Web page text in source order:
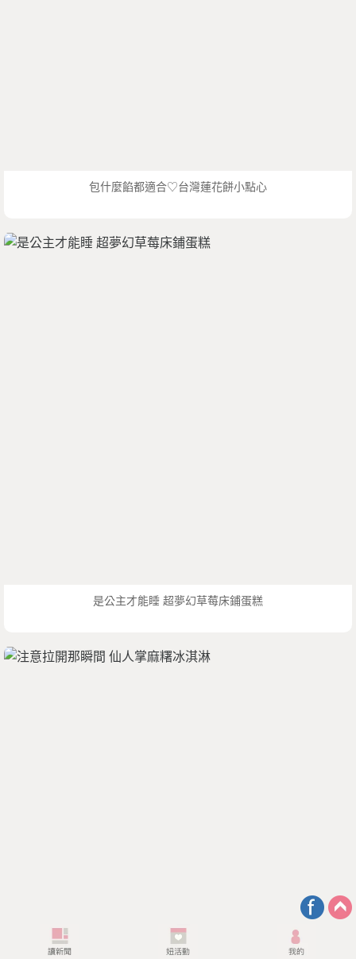
包什麼餡都適合♡台灣蓮花餅小點心
是公主才能睡 超夢幻草莓床鋪蛋糕